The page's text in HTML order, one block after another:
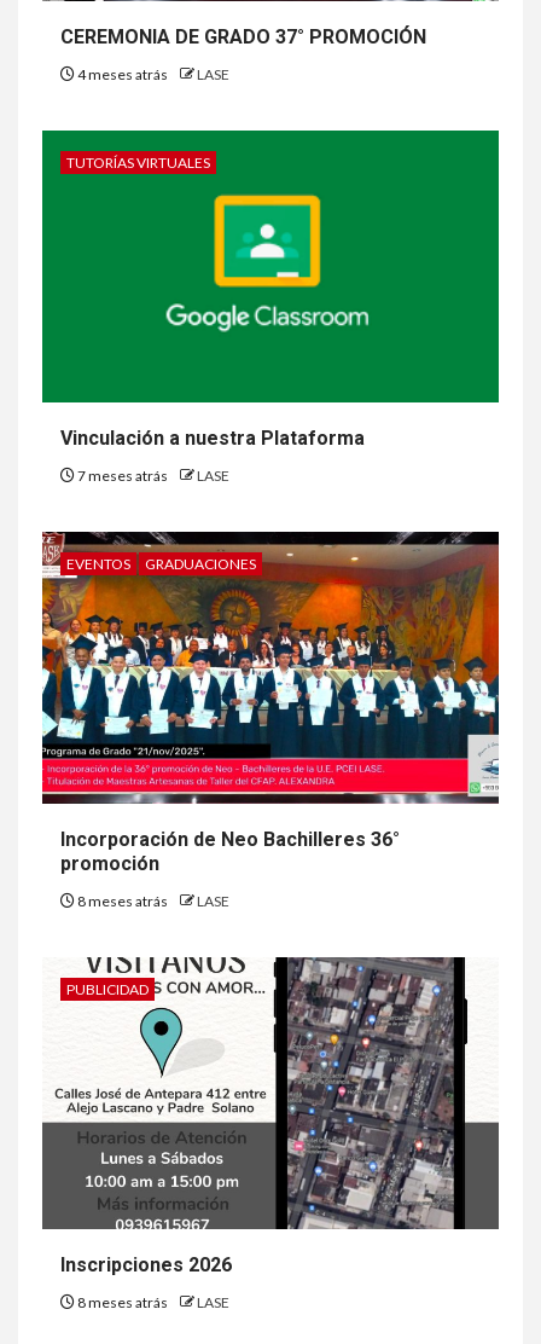
CEREMONIA DE GRADO 37° PROMOCIÓN
4 meses atrás LASE
TUTORÍAS VIRTUALES
Vinculación a nuestra Plataforma
7 meses atrás LASE
EVENTOS GRADUACIONES
Incorporación de Neo Bachilleres 36°
promoción
8 meses atrás LASE
PUBLICIDAD
Inscripciones 2026
8 meses atrás LASE